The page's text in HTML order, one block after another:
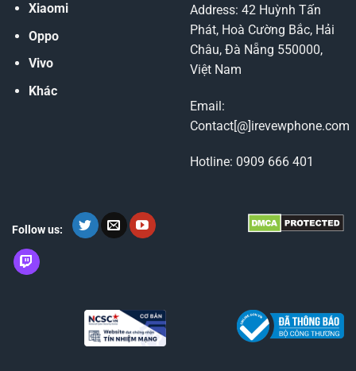
Xiaomi
Oppo
Vivo
Khác
Address: 42 Huỳnh Tấn
Phát, Hoà Cường Bắc, Hải
Châu, Đà Nẵng 550000,
Việt Nam
Email:
Contact[@]irevewphone.com
Hotline: 0909 666 401
Follow us: